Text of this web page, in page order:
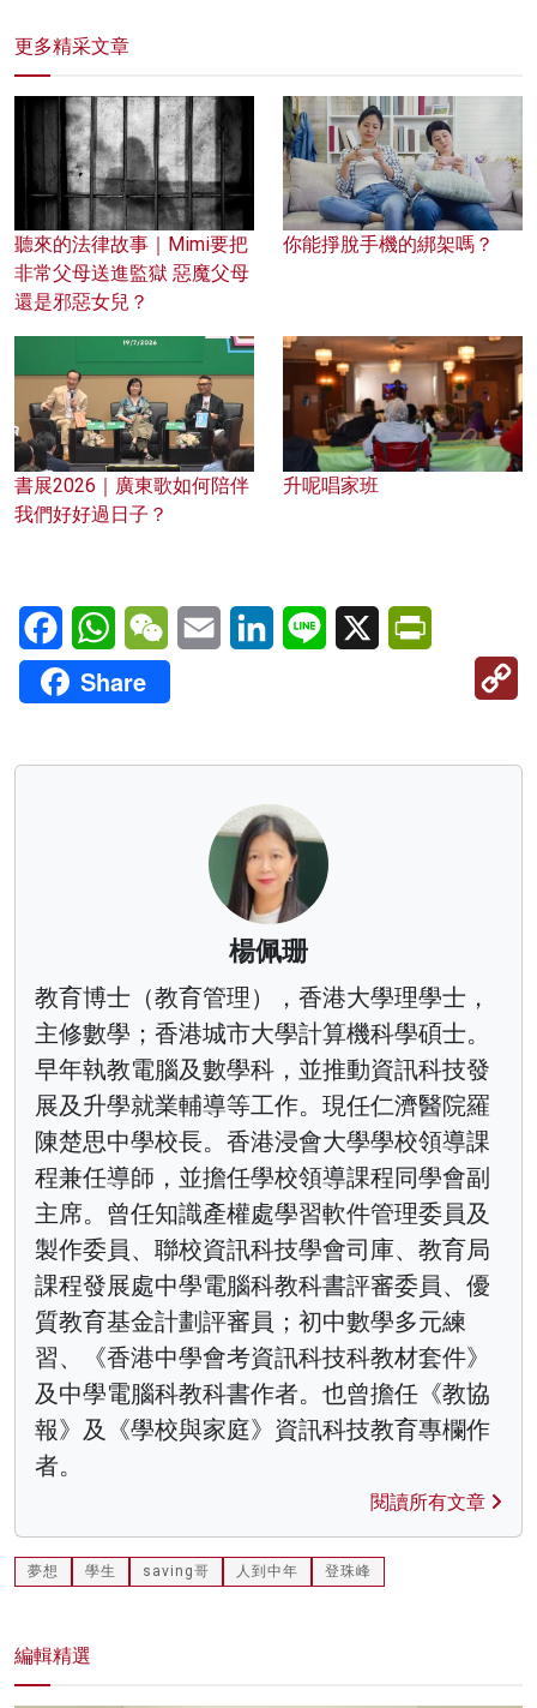
更多精采文章
聽來的法律故事｜Mimi要把
非常父母送進監獄 惡魔父母
還是邪惡女兒？
你能掙脫手機的綁架嗎？
書展2026｜廣東歌如何陪伴
我們好好過日子？
升呢唱家班
FacebookWhatsAppWeChatEmail LinkedInLine X
Share
楊佩珊
教育博士（教育管理），香港大學理學士，
主修數學；香港城市大學計算機科學碩士。
早年執教電腦及數學科，並推動資訊科技發
展及升學就業輔導等工作。現任仁濟醫院羅
陳楚思中學校長。香港浸會大學學校領導課
程兼任導師，並擔任學校領導課程同學會副
主席。曾任知識產權處學習軟件管理委員及
製作委員、聯校資訊科技學會司庫、教育局
課程發展處中學電腦科教科書評審委員、優
質教育基金計劃評審員；初中數學多元練
習、《香港中學會考資訊科技科教材套件》
及中學電腦科教科書作者。也曾擔任《教協
報》及《學校與家庭》資訊科技教育專欄作
者。
閱讀所有文章
夢想 學生 saving哥 人到中年 登珠峰
編輯精選